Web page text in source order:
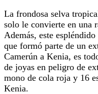
La frondosa selva
solo le convierte en una
Además, este
que formó parte de un
Camerún a Kenia, es
de joyas en peligro de
mono de cola roja y 16
Kenia.